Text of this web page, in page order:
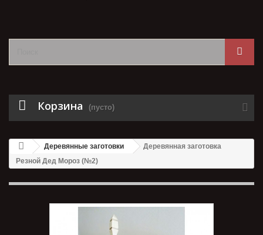
Корзина (пусто)
Деревянные заготовки
Деревянная заготовка
Резной Дед Мороз (№2)